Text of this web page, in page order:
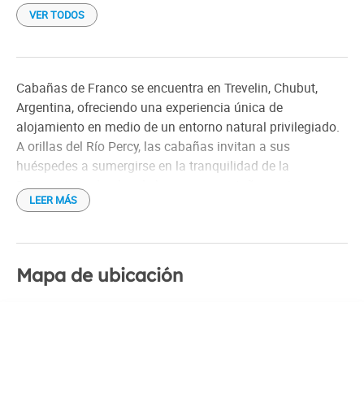
Wi-Fi gratis
VER TODOS
Cabañas de Franco se encuentra en Trevelin, Chubut,
Argentina, ofreciendo una experiencia única de
alojamiento en medio de un entorno natural privilegiado.
A orillas del Río Percy, las cabañas invitan a sus
huéspedes a sumergirse en la tranquilidad de la
Patagonia, rodeados de bosques, montañas y aire puro.
autóctonos, combinan confort y rusticidad, creando un
ambiente cálido y acogedor. Cada una está equipada con
todo lo necesario para una estadía placentera, incluyendo
LEER MÁS
Mapa de ubicación